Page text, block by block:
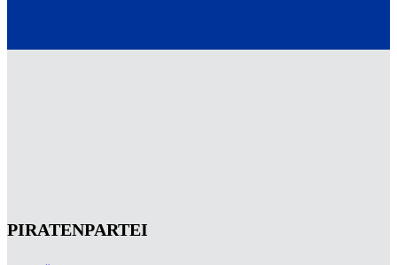
PIRATENPARTEI